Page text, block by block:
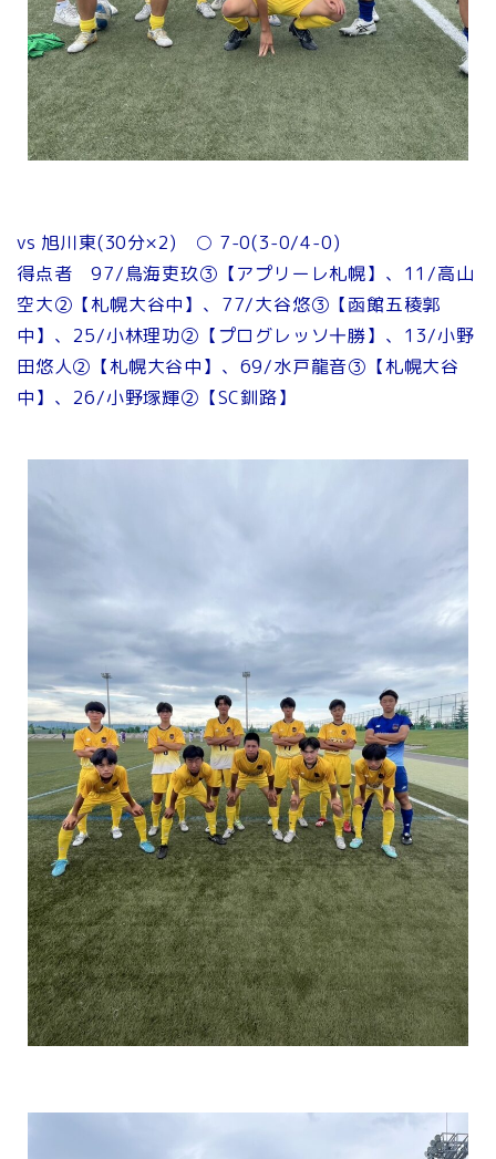
vs 旭川東(30分×2) ○ 7-0(3-0/4-0)
得点者 97/鳥海吏玖③【アプリーレ札幌】、11/高山
空大②【札幌大谷中】、77/大谷悠③【函館五稜郭
中】、25/小林理功②【プログレッソ十勝】、13/小野
田悠人②【札幌大谷中】、69/水戸龍音③【札幌大谷
中】、26/小野塚輝②【SC釧路】